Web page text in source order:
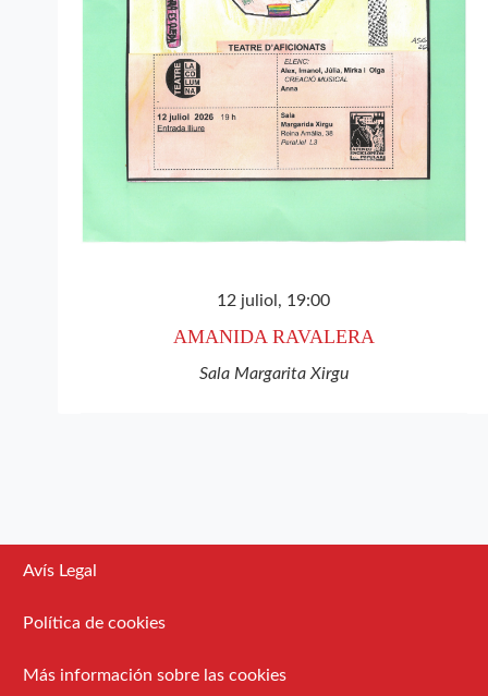
12 juliol, 19:00
AMANIDA RAVALERA
Sala Margarita Xirgu
Avís Legal
Política de cookies
Más información sobre las cookies